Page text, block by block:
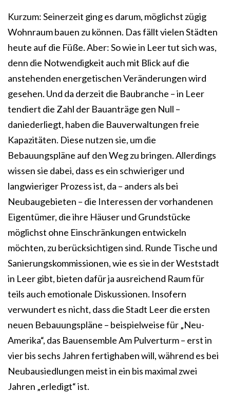
Kurzum: Seinerzeit ging es darum, möglichst zügig
Wohnraum bauen zu können. Das fällt vielen Städten
heute auf die Füße. Aber: So wie in Leer tut sich was,
denn die Notwendigkeit auch mit Blick auf die
anstehenden energetischen Veränderungen wird
gesehen. Und da derzeit die Baubranche – in Leer
tendiert die Zahl der Bauanträge gen Null –
daniederliegt, haben die Bauverwaltungen freie
Kapazitäten. Diese nutzen sie, um die
Bebauungspläne auf den Weg zu bringen. Allerdings
wissen sie dabei, dass es ein schwieriger und
langwieriger Prozess ist, da – anders als bei
Neubaugebieten – die Interessen der vorhandenen
Eigentümer, die ihre Häuser und Grundstücke
möglichst ohne Einschränkungen entwickeln
möchten, zu berücksichtigen sind. Runde Tische und
Sanierungskommissionen, wie es sie in der Weststadt
in Leer gibt, bieten dafür ja ausreichend Raum für
teils auch emotionale Diskussionen. Insofern
verwundert es nicht, dass die Stadt Leer die ersten
neuen Bebauungspläne – beispielweise für „Neu-
Amerika“, das Bauensemble Am Pulverturm – erst in
vier bis sechs Jahren fertighaben will, während es bei
Neubausiedlungen meist in ein bis maximal zwei
Jahren „erledigt“ ist.